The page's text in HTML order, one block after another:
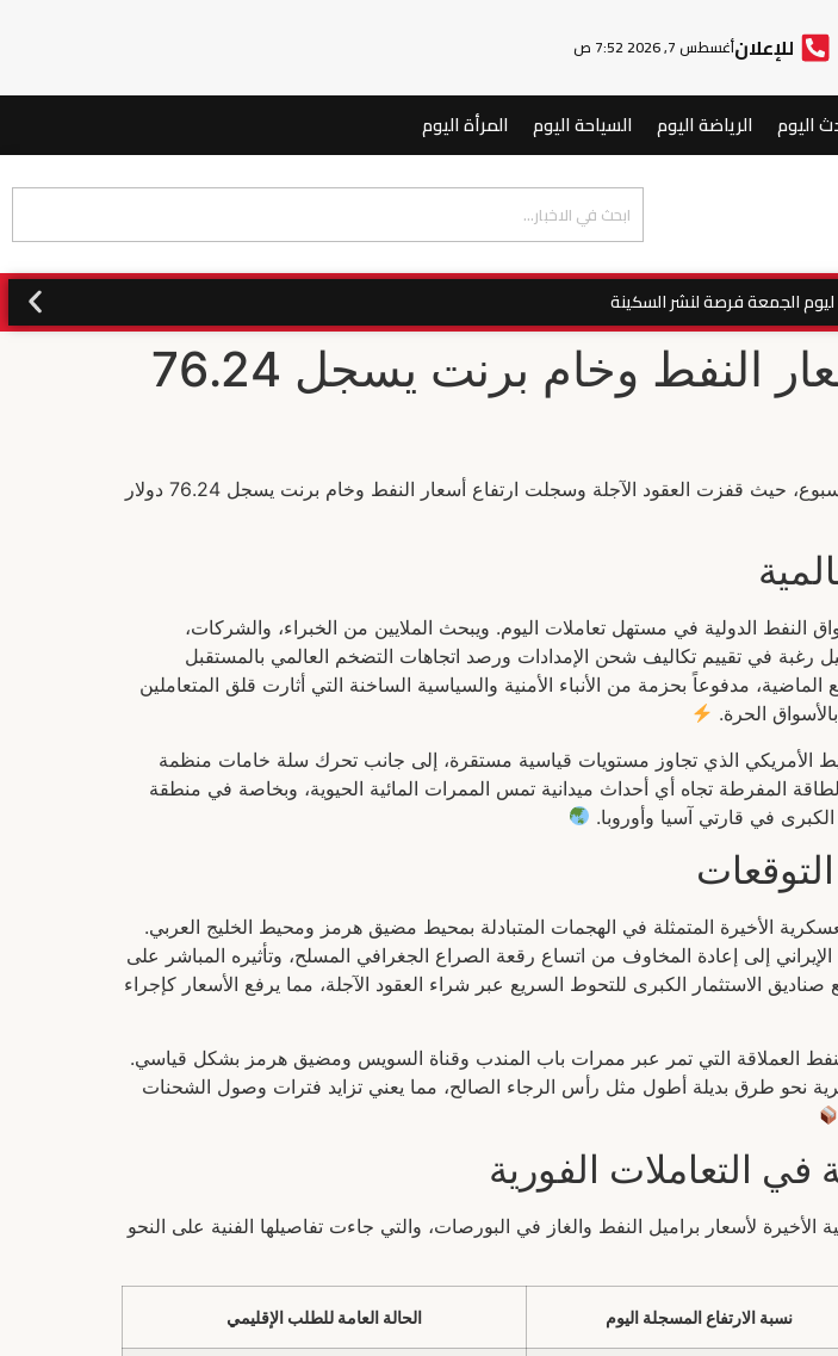
للإعلانأغسطس 7, 2026 7:52 ص
اليوم الرياضة اليوم السياحة اليوم المرأة اليوم
ليوم الجمعة فرصة لنشر السكينة
اشتعال أسواق الطاقة.. ارتفاع أسعار النفط وخام برنت يسجل 76.24
شهدت أسواق الطاقة العالمية موجة صعود حادة ومفاجئة خلال تعاملات منتصف الأسبوع، حيث قفزت العقود الآجلة وسجلت ارتفاع أسعار النفط وخام برنت يسجل 76.24 دولار
الدولية في مستهل تعاملات اليوم. ويبحث الملايين من الخبراء، والشركات،
ارتفاع أسعار النفط وخام برنت يسجل 76.24 دولار للبرميل رغبة في تقييم تكاليف شحن الإمدادات ورصد اتجاهات التضخم العالمي بالمستقبل
مدفوعاً بحزمة من الأنباء الأمنية والسياسية الساخنة التي أثارت قلق المتعاملين
الحرة.
الذي تجاوز مستويات قياسية مستقرة، إلى جانب تحرك سلة خامات منظمة
المفرطة تجاه أي أحداث ميدانية تمس الممرات المائية الحيوية، وبخاصة في منطقة
في قارتي آسيا وأوروبا.
الأخيرة المتمثلة في الهجمات المتبادلة بمحيط مضيق هرمز ومحيط الخليج العربي.
إلى إعادة المخاوف من اتساع رقعة الصراع الجغرافي المسلح، وتأثيره المباشر على
الاستثمار الكبرى للتحوط السريع عبر شراء العقود الآجلة، مما يرفع الأسعار كإجراء
العملاقة التي تمر عبر ممرات باب المندب وقناة السويس ومضيق هرمز بشكل قياسي.
نحو طرق بديلة أطول مثل رأس الرجاء الصالح، مما يعني تزايد فترات وصول الشحنات
التعاملات الفورية
الأخيرة لأسعار براميل النفط والغاز في البورصات، والتي جاءت تفاصيلها الفنية على النحو
نسبة الارتفاع المسجلة اليوم الحالة العامة للطلب الإقليمي